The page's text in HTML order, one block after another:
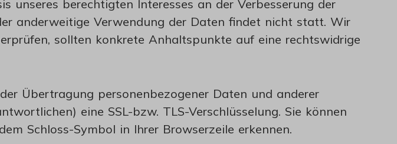
unseres berechtigten Interesses an der Verbesserung der
anderweitige Verwendung der Daten findet nicht statt. Wir
sollten konkrete Anhaltspunkte auf eine rechtswidrige
Übertragung personenbezogener Daten und anderer
eine SSL-bzw. TLS-Verschlüsselung. Sie können
Schloss-Symbol in Ihrer Browserzeile erkennen.